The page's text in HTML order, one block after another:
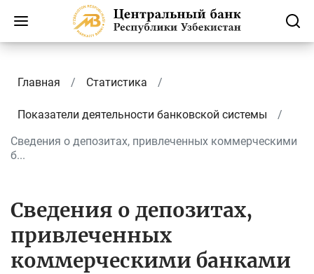
Главная Статистика
Показатели деятельности банковской системы
Сведения о депозитах, привлеченных коммерческими
б...
Сведения о депозитах,
привлеченных
коммерческими банками